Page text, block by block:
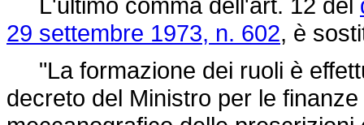
29 settembre 1973, n. 602, è
"La formazione dei ruoli è
decreto del Ministro per le